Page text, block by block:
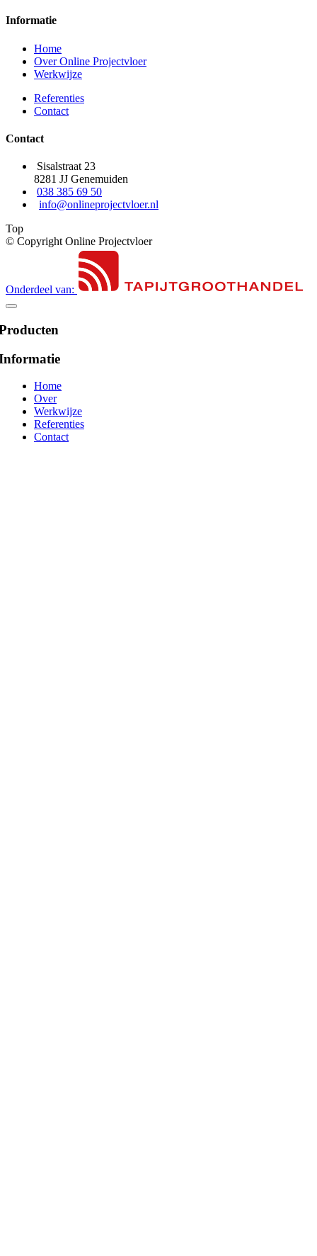
Informatie
Home
Over Online Projectvloer
Werkwijze
Referenties
Contact
Contact
Sisalstraat 23
8281 JJ Genemuiden
038 385 69 50
info@onlineprojectvloer.nl
Top
© Copyright Online Projectvloer
Onderdeel van:
Home
Over
Werkwijze
Referenties
Contact